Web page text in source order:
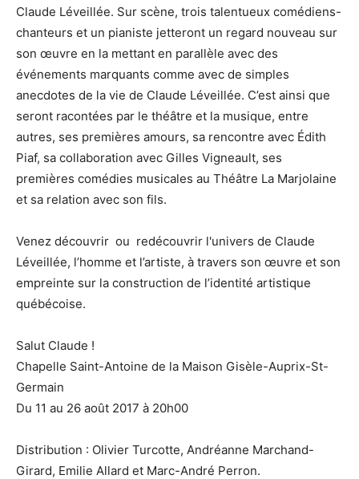
Claude Léveillée. Sur scène, trois talentueux comédiens-
chanteurs et un pianiste jetteront un regard nouveau sur
son œuvre en la mettant en parallèle avec des
événements marquants comme avec de simples
anecdotes de la vie de Claude Léveillée. C’est ainsi que
seront racontées par le théâtre et la musique, entre
autres, ses premières amours, sa rencontre avec Édith
Piaf, sa collaboration avec Gilles Vigneault, ses
premières comédies musicales au Théâtre La Marjolaine
et sa relation avec son fils.
Venez découvrir ou redécouvrir l'univers de Claude
Léveillée, l’homme et l’artiste, à travers son œuvre et son
empreinte sur la construction de l’identité artistique
québécoise.
Salut Claude !
Chapelle Saint-Antoine de la Maison Gisèle-Auprix-St-
Germain
Du 11 au 26 août 2017 à 20h00
Distribution : Olivier Turcotte, Andréanne Marchand-
Girard, Emilie Allard et Marc-André Perron.